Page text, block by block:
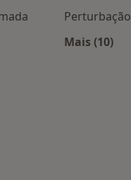
Mais (10)